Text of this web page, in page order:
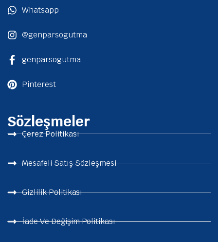
Whatsapp
@genparsogutma
genparsogutma
Pinterest
Sözleşmeler
Çerez Politikası
Mesafeli Satış Sözleşmesi
Gizlilik Politikası
İade Ve Değişim Politikası